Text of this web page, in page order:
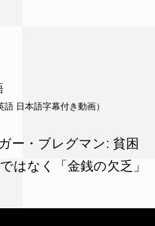
語 日本語字幕付き動画）
ー・ブレグマン: 貧困
はなく「金銭の欠乏」